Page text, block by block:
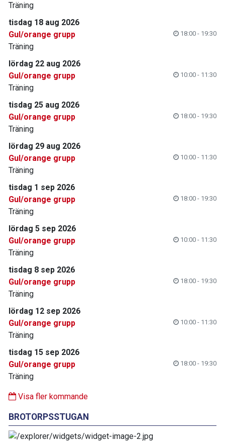
Träning
tisdag 18 aug 2026
Gul/orange grupp
18:00 - 19:30
Träning
lördag 22 aug 2026
Gul/orange grupp
10:00 - 11:30
Träning
tisdag 25 aug 2026
Gul/orange grupp
18:00 - 19:30
Träning
lördag 29 aug 2026
Gul/orange grupp
10:00 - 11:30
Träning
tisdag 1 sep 2026
Gul/orange grupp
18:00 - 19:30
Träning
lördag 5 sep 2026
Gul/orange grupp
10:00 - 11:30
Träning
tisdag 8 sep 2026
Gul/orange grupp
18:00 - 19:30
Träning
lördag 12 sep 2026
Gul/orange grupp
10:00 - 11:30
Träning
tisdag 15 sep 2026
Gul/orange grupp
18:00 - 19:30
Träning
Visa fler kommande
BROTORPSSTUGAN